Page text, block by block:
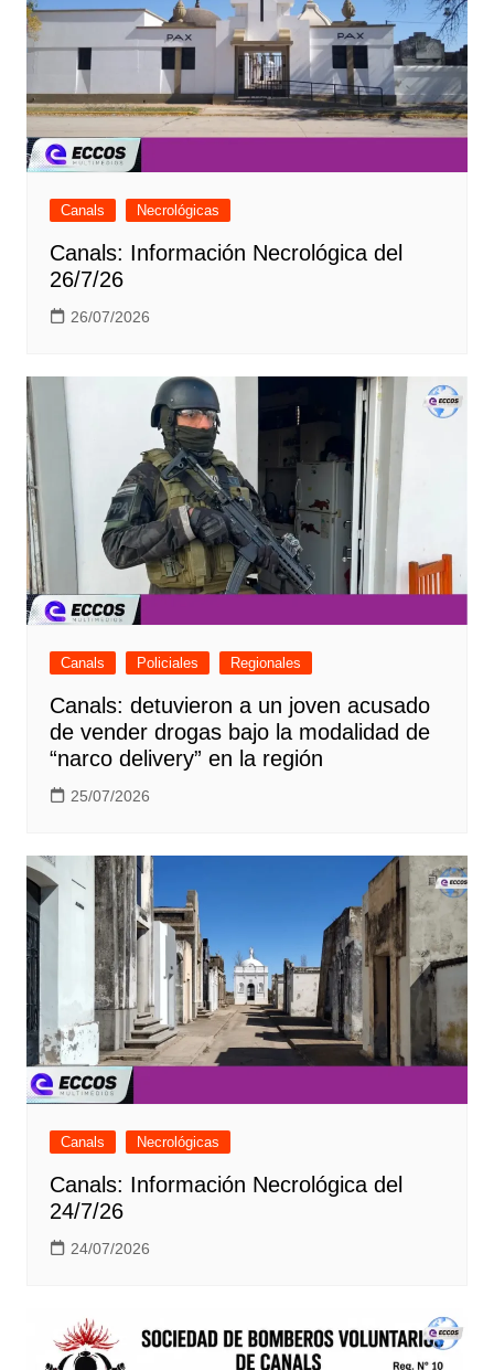
Canals Necrológicas
Canals: Información Necrológica del
26/7/26
26/07/2026
Canals Policiales Regionales
Canals: detuvieron a un joven acusado
de vender drogas bajo la modalidad de
“narco delivery” en la región
25/07/2026
Canals Necrológicas
Canals: Información Necrológica del
24/7/26
24/07/2026